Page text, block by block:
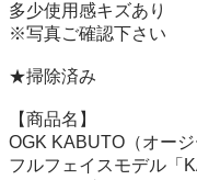
多少使用感キズあり
※写真ご確認下さい
★掃除済み
【商品名】
OGK KABUTO（オージ
フルフェイスモデル「